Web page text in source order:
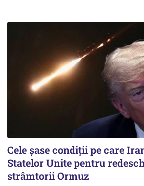
Cele șase condiții pe care
Statelor Unite pentru
strâmtorii Ormuz